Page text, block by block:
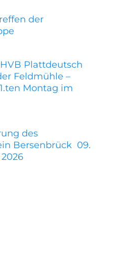
der
Plattdeutsch
Feldmühle –
Montag im
des
Bersenbrück 09.